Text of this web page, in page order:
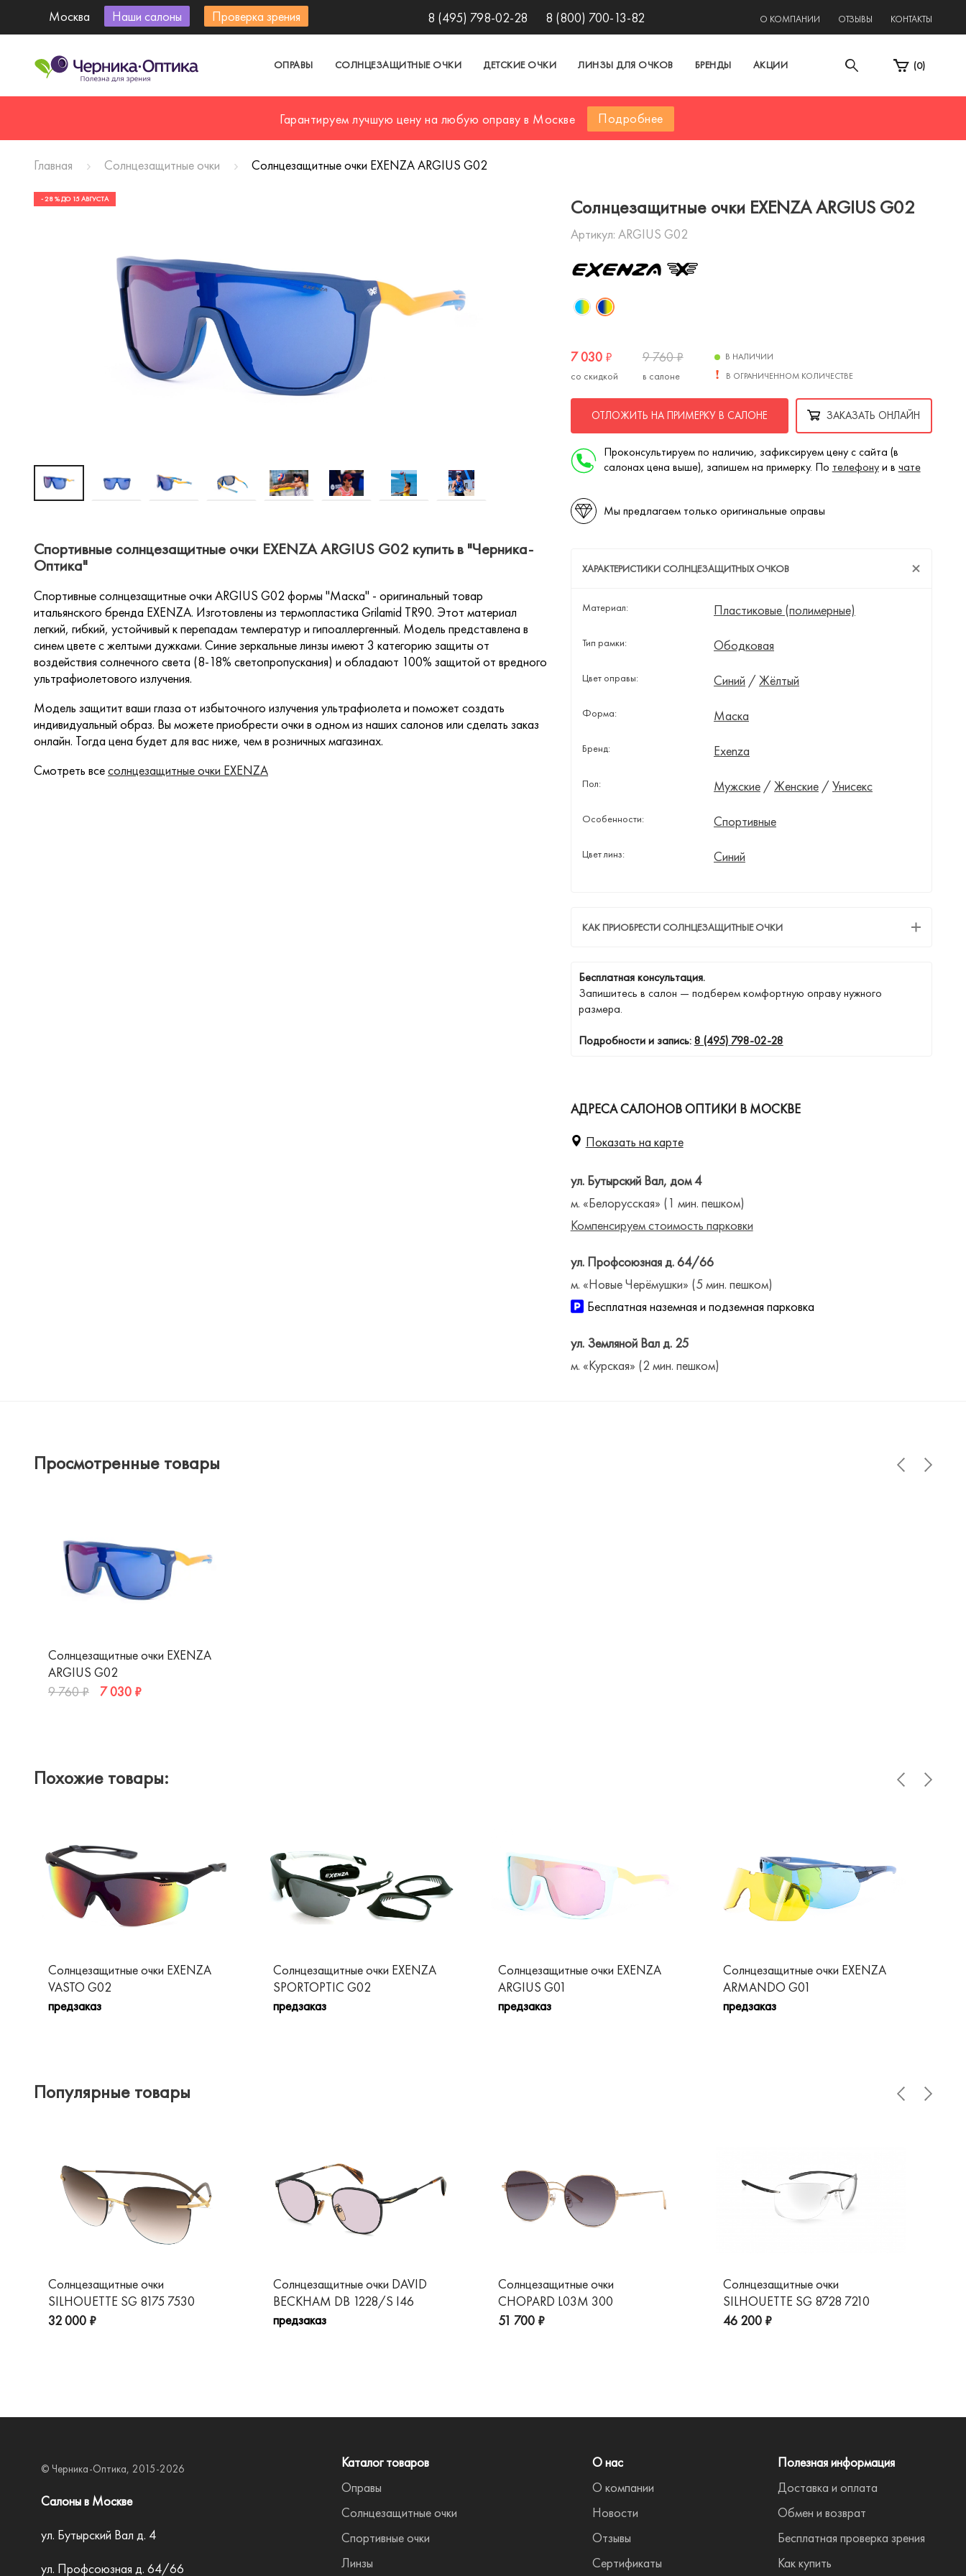
Москва Наши салоны Проверка зрения 8 (495) 798-02-28 8 (800) 700-13-82 О КОМПАНИИ ОТЗЫВЫ КОНТАКТЫ
ОПРАВЫ СОЛНЦЕЗАЩИТНЫЕ ОЧКИ ДЕТСКИЕ ОЧКИ ЛИНЗЫ ДЛЯ ОЧКОВ БРЕНДЫ АКЦИИ (0)
Гарантируем лучшую цену на любую оправу в Москве Подробнее
Главная Солнцезащитные очки Солнцезащитные очки EXENZA ARGIUS G02
Солнцезащитные очки EXENZA ARGIUS G02
Артикул: ARGIUS G02
7 030 ₽
со скидкой
9 760₽
в салоне
В НАЛИЧИИ
В ОГРАНИЧЕННОМ КОЛИЧЕСТВЕ
ОТЛОЖИТЬ НА ПРИМЕРКУ В САЛОНЕ ЗАКАЗАТЬ ОНЛАЙН
Проконсультируем по наличию, зафиксируем цену с сайта (в
салонах цена выше), запишем на примерку. По телефонуи в чате
Мы предлагаем только оригинальные оправы
ХАРАКТЕРИСТИКИ СОЛНЦЕЗАЩИТНЫХ ОЧКОВ
Материал: Пластиковые (полимерные)
Тип рамки: Ободковая
Цвет оправы: Синий / Жёлтый
Форма: Маска
Бренд: Exenza
Пол: Мужские/ Женские/ Унисекс
Особенности: Спортивные
Цвет линз: Синий
КАК ПРИОБРЕСТИ СОЛНЦЕЗАЩИТНЫЕ ОЧКИ
Бесплатная консультация.
Запишитесь в салон — подберем комфортную оправу нужного
размера.
Подробности и запись:8 (495) 798-02-28
АДРЕСА САЛОНОВ ОПТИКИ В МОСКВЕ
Показать на карте
ул. Бутырский Вал, дом 4
м. «Белорусская» (1 мин. пешком)
Компенсируем стоимость парковки
ул. Профсоюзная д. 64/66
м. «Новые Черёмушки» (5 мин. пешком)
Бесплатная наземная и подземная парковка
ул. Земляной Вал д. 25
м. «Курская» (2 мин. пешком)
- 28 % ДО 15 АВГУСТА
Спортивные солнцезащитные очки EXENZA ARGIUS G02 купить в "Черника-
Оптика"
Спортивные солнцезащитные очки ARGIUS G02 формы "Маска" - оригинальный товар
итальянского бренда EXENZA. Изготовлены из термопластика Grilamid TR90. Этот материал
легкий, гибкий, устойчивый к перепадам температур и гипоаллергенный. Модель представлена в
синем цвете с желтыми дужками. Синие зеркальные линзы имеют 3 категорию защиты от
воздействия солнечного света (8-18% светопропускания) и обладают 100% защитой от вредного
ультрафиолетового излучения.
Модель защитит ваши глаза от избыточного излучения ультрафиолета и поможет создать
индивидуальный образ. Вы можете приобрести очки в одном из наших салонов или сделать заказ
онлайн. Тогда цена будет для вас ниже, чем в розничных магазинах.
Смотреть всесолнцезащитные очки EXENZA
Просмотренные товары
Солнцезащитные очки EXENZA
ARGIUS G02
9 760 ₽
7 030 ₽
Похожие товары:
Солнцезащитные очки EXENZA
VASTO G02
предзаказ
Солнцезащитные очки EXENZA
SPORTOPTIC G02
предзаказ
Солнцезащитные очки EXENZA
ARGIUS G01
предзаказ
Солнцезащитные очки EXENZA
ARMANDO G01
предзаказ
Популярные товары
Солнцезащитные очки
SILHOUETTE SG 8175 7530
32 000 ₽
Солнцезащитные очки DAVID
BECKHAM DB 1228/S I46
предзаказ
Солнцезащитные очки
CHOPARD L03M 300
51 700 ₽
Солнцезащитные очки
SILHOUETTE SG 8728 7210
46 200 ₽
© Черника-Оптика, 2015-2026
Салоны в Москве
ул. Бутырский Вал д. 4
ул. Профсоюзная д. 64/66
Каталог товаров
Оправы
Солнцезащитные очки
Спортивные очки
Линзы
О нас
О компании
Новости
Отзывы
Сертификаты
Полезная информация
Доставка и оплата
Обмен и возврат
Бесплатная проверка зрения
Как купить